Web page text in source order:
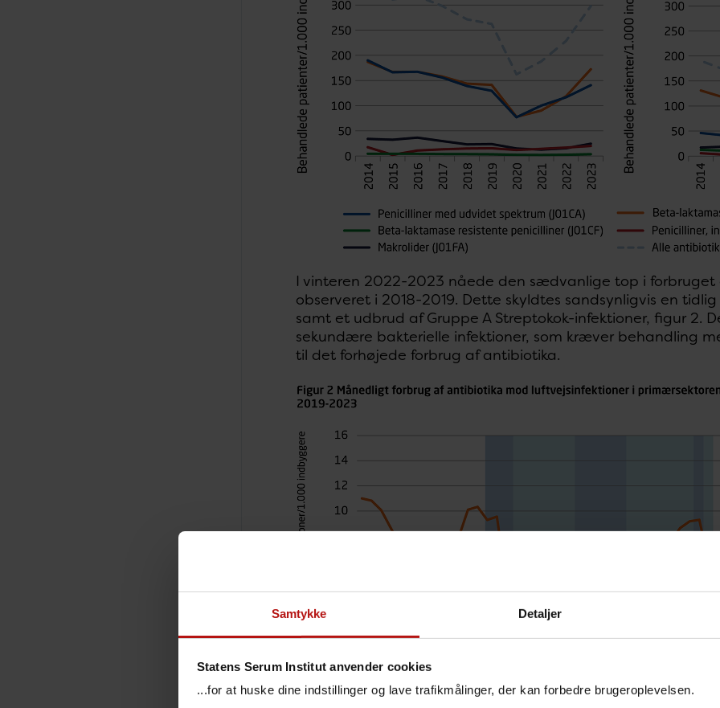
Samtykke Detaljer
Statens Serum Institut anvender cookies
...for at huske dine indstillinger og lave trafikmålinger, der kan forbedre brugeroplevelsen.
I vinteren 2022-2023 nåede den sædvanlige top i
observeret i 2018-2019. Dette skyldtes sandsynligvis en
samt et udbrud af Gruppe A Streptokok-infektioner, figur 2.
sekundære bakterielle infektioner, som kræver behandling
til det forhøjede forbrug af antibiotika.